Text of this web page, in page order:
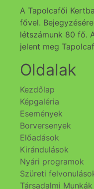
A Tapolcafői
fővel.
létszámunk 80 fő.
jelent meg
Oldalak
Kezdőlap
Képgaléria
Események
Borversenyek
Előadások
Kirándulások
Nyári programok
Szüreti
Társadalmi Munkák